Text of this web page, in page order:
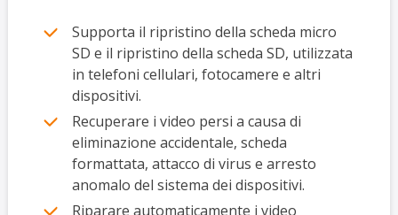
Supporta il ripristino della scheda micro
SD e il ripristino della scheda SD, utilizzata
in telefoni cellulari, fotocamere e altri
dispositivi.
Recuperare i video persi a causa di
eliminazione accidentale, scheda
formattata, attacco di virus e arresto
anomalo del sistema dei dispositivi.
Riparare automaticamente i video